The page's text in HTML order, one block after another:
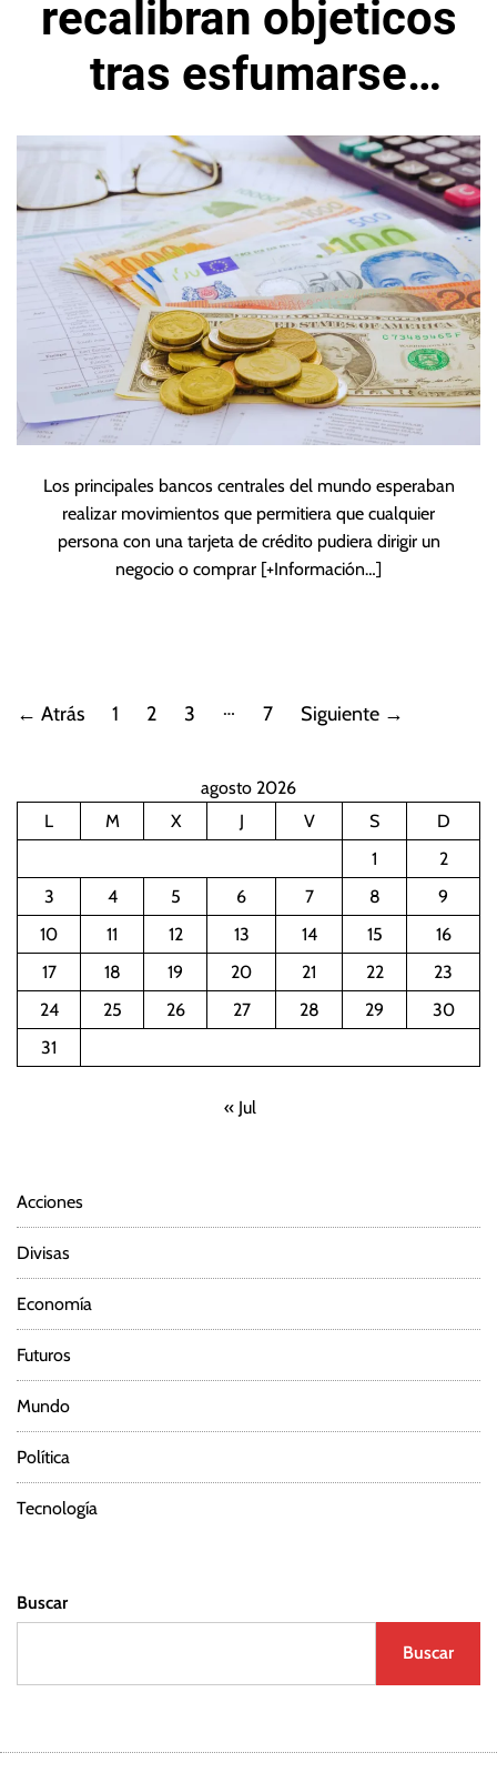
recalibran objeticos
tras esfumarse
expectativas de
relajación en 2024
Los principales bancos centrales del mundo esperaban
realizar movimientos que permitiera que cualquier
persona con una tarjeta de crédito pudiera dirigir un
negocio o comprar [+Información…]
g
i
c
i
e
e
n
t
r
a
d
s
← Atrás 1 2 3 … 7 Siguiente →
agosto 2026
L
M X J V S
D
1
2
3
4 5 6 7 8
9
10
11 12 13 14 15
16
17
18 19 20 21 22
23
24
25 26 27 28 29
30
31
« Jul
Acciones
Divisas
Economía
Futuros
Mundo
Política
Tecnología
Buscar
Buscar